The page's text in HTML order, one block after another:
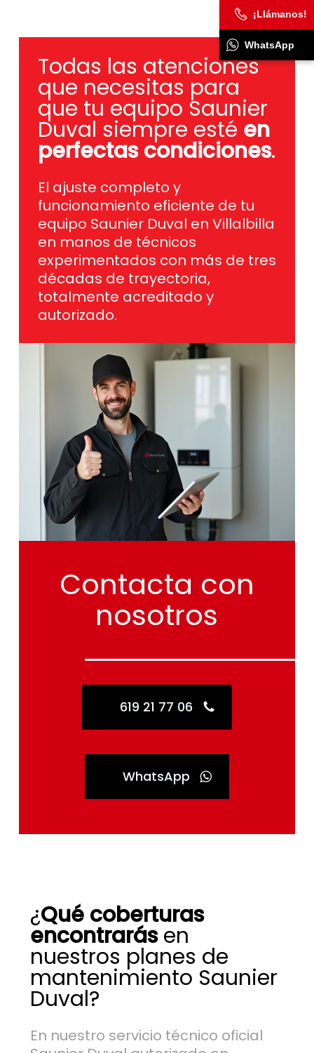
Todas las atenciones
que necesitas para
que tu equipo Saunier
Duval siempre esté en
perfectas condiciones.
El ajuste completo y
funcionamiento eficiente de tu
equipo Saunier Duval en Villalbilla
en manos de técnicos
experimentados con más de tres
décadas de trayectoria,
totalmente acreditado y
autorizado.
Contacta con
nosotros
619 21 77 06
WhatsApp
¿Qué coberturas
encontrarásen
nuestros planes de
mantenimiento Saunier
Duval?
En nuestro servicio técnico oficial
¡Llámanos!
WhatsApp